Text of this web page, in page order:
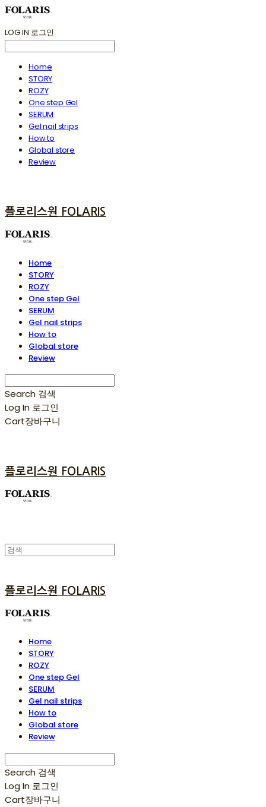
LOG IN 로그인
Home
STORY
ROZY
One step Gel
SERUM
Gel nail strips
How to
Global store
Review
플로리스원 FOLARIS
Home
STORY
ROZY
One step Gel
SERUM
Gel nail strips
How to
Global store
Review
Search 검색
Log In 로그인
Cart장바구니
플로리스원 FOLARIS
플로리스원 FOLARIS
Home
STORY
ROZY
One step Gel
SERUM
Gel nail strips
How to
Global store
Review
Search 검색
Log In 로그인
Cart장바구니